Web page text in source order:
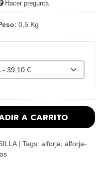
Hacer pregunta
: 0,5 Kg
A CARRITO
| Tags: alforja alforja-